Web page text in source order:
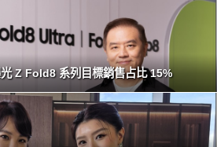
Z Fold8 系列目標銷售占比 15%